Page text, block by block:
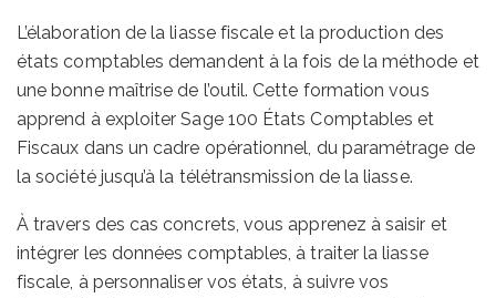
L’élaboration de la liasse fiscale et la production des
états comptables demandent à la fois de la méthode et
une bonne maîtrise de l’outil. Cette formation vous
apprend à exploiter Sage 100 États Comptables et
Fiscaux dans un cadre opérationnel, du paramétrage de
la société jusqu’à la télétransmission de la liasse.
À travers des cas concrets, vous apprenez à saisir et
intégrer les données comptables, à traiter la liasse
fiscale, à personnaliser vos états, à suivre vos